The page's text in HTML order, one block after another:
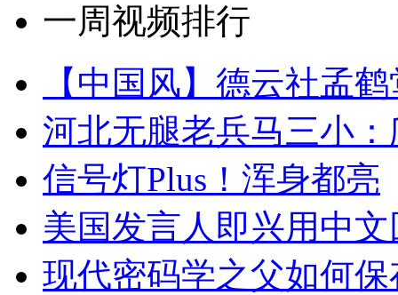
一周视频排行
【中国风】德云社孟
河北无腿老兵马三小
信号灯Plus！浑身都亮
美国发言人即兴用中
现代密码学之父如何